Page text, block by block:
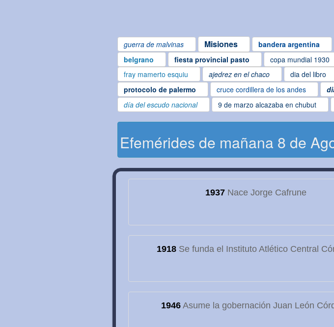
guerra de malvinas Misiones bandera argentina
belgrano
fiesta provincial pasto copa mundial 1930
fray mamerto esquiu
ajedrez en el chaco dia del libro
protocolo de palermo
cruce cordillera de los andes
día del escudo nacional 9 de marzo alcazaba en chubut
Efemérides de mañana 8 de
1937Nace Jorge Cafrune
1918Se funda el Instituto Atlético Central
1946Asume la gobernación Juan León